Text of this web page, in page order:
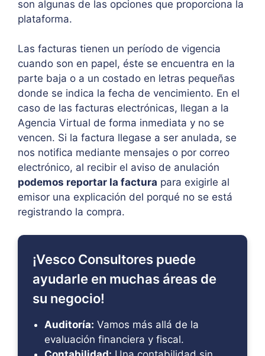
son algunas de las opciones que proporciona la
plataforma.
Las facturas tienen un período de vigencia
cuando son en papel, éste se encuentra en la
parte baja o a un costado en letras pequeñas
donde se indica la fecha de vencimiento. En el
caso de las facturas electrónicas, llegan a la
Agencia Virtual de forma inmediata y no se
vencen. Si la factura llegase a ser anulada, se
nos notifica mediante mensajes o por correo
electrónico, al recibir el aviso de anulación
podemos reportar la factura para exigirle al
emisor una explicación del porqué no se está
registrando la compra.
¡Vesco Consultores puede
ayudarle en muchas áreas de
su negocio!
Auditoría: Vamos más allá de la
evaluación financiera y fiscal.